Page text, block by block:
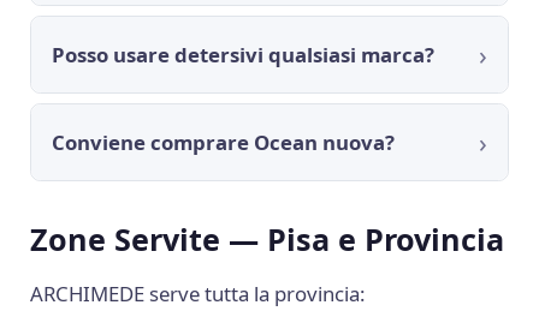
Posso usare detersivi qualsiasi marca?
Conviene comprare Ocean nuova?
Zone Servite — Pisa e Provincia
ARCHIMEDE serve tutta la provincia: